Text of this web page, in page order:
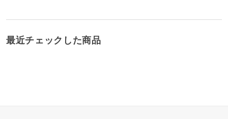
最近チェックした商品